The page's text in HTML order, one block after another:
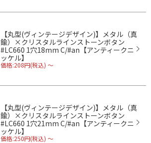
【丸型(ヴィンテージデザイン)】メタル（真
鍮）×クリスタルラインストーンボタン
#LC660 1穴18mm C/#an【アンティークニ
ッケル】
価格:208円(税込) ～
【丸型(ヴィンテージデザイン)】メタル（真
鍮）×クリスタルラインストーンボタン
#LC660 1穴21mm C/#an【アンティークニ
ッケル】
価格:250円(税込) ～